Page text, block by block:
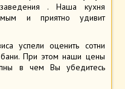
. Наша кухня
и приятно удивит
успели оценить сотни
бани. При этом наши цены
в чем Вы убедитесь